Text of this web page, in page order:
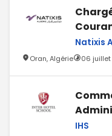
Natixis
Oran, Algérie 06 juillet
IHS